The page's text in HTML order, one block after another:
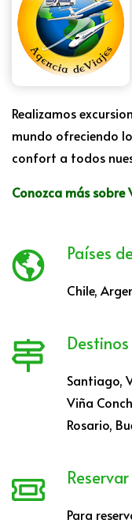
Realizamos
mundo ofreciendo
confort a todos
Conozca más sobre
Países
Chile,
Santiago,
Viña
Rosario,
Para